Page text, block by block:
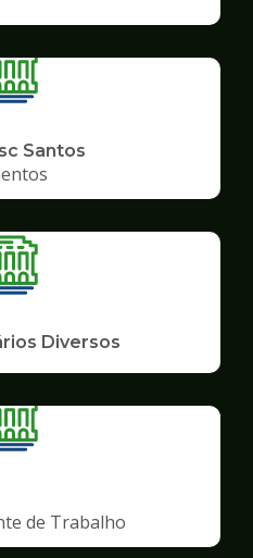
Servidor
Santos
Diversos
de Trabalho